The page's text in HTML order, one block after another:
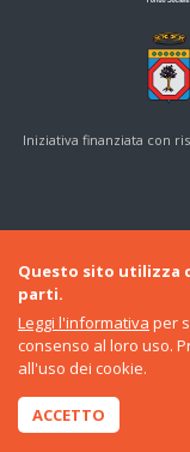
Iniziativa finanziata con
Questo sito utilizza
parti.
Leggi l'informativa per
consenso al loro uso.
all'uso dei cookie.
ACCETTO